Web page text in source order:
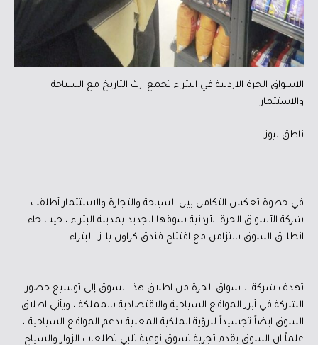
الاسواق الحرة الاردنية في البتراء تجمع ارث التاريخ مع السياحة
والاستثمار
ناطق نيوز
في خطوة تعكس التكامل بين السياحة والتجارة والاستثمار أطلقت
شركة الأسواق الحرة الأردنية سوقها الجديد بمدينة البتراء ، حيث جاء
انطلاق السوق بالتزامن مع افتتاح فندق كراون بلازا البتراء .
تهدف شركة الاسواق الحرة من اطلاق هذا السوق إلى توسيع حضور
الشركة في أبرز المواقع السياحية والاقتصادية بالمملكة ، ويأتي اطلاق
السوق ايضاً تجسيداً للرؤية الملكية المعنية بدعم المواقع السياحية ،
علماً ان السوق يقدم تجربة تسوق نوعية تلبي تطلعات الزوار والسياح ..